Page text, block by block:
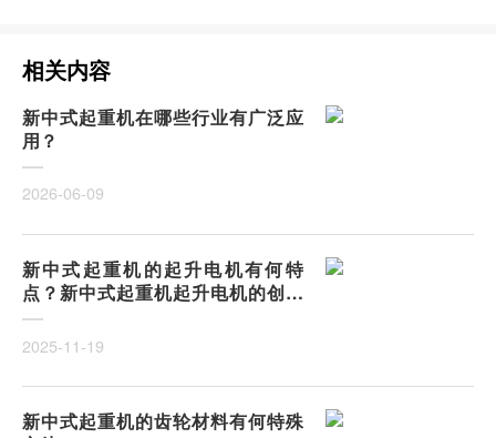
相关内容
新中式起重机在哪些行业有广泛应
用？
2026-06-09
新中式起重机的起升电机有何特
点？新中式起重机起升电机的创新
与优势
2025-11-19
新中式起重机的齿轮材料有何特殊